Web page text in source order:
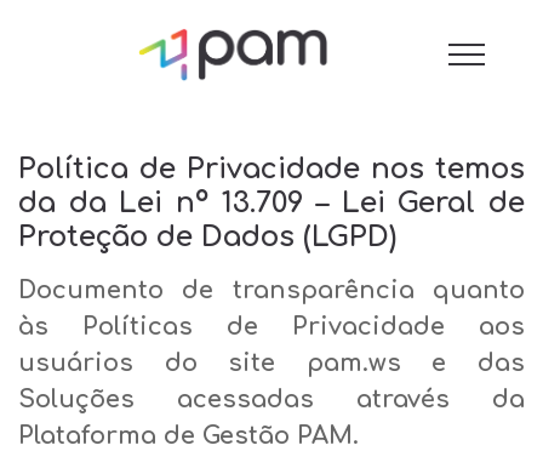
Política de Privacidade nos temos
da da Lei nº 13.709 – Lei Geral de
Proteção de Dados (LGPD)
Documento de transparência quanto
às Políticas de Privacidade aos
usuários do site pam.ws e das
Soluções acessadas através da
Plataforma de Gestão PAM.